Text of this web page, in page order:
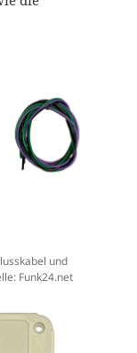
und
Funk24.net